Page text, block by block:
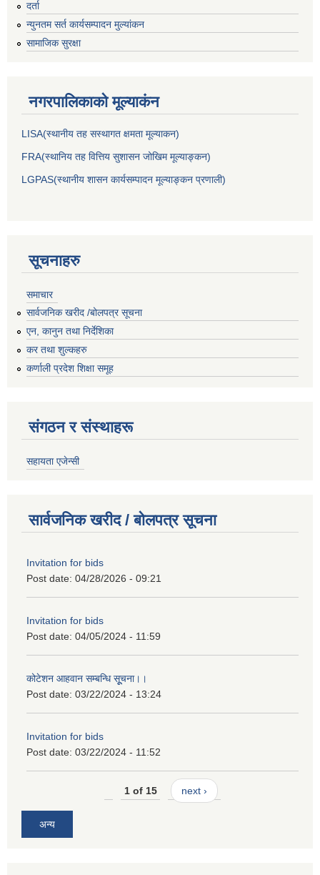
दर्ता
न्युनतम सर्त कार्यसम्पादन मुल्यांकन
सामाजिक सुरक्षा
नगरपालिकाकाे मूल्याकंन
LISA(स्थानीय तह सस्थागत क्षमता मूल्याक‌न)
FRA(स्थानिय तह वित्तिय सुशासन जोखिम मूल्याङ्कन)
LGPAS(स्थानीय शासन कार्यसम्पादन मूल्याङ्कन प्रणाली)
सूचनाहरु
समाचार
सार्वजनिक खरीद /बोलपत्र सूचना
एन, कानुन तथा निर्देशिका
कर तथा शुल्कहरु
कर्णाली प्रदेश शिक्षा समूह
संगठन र संस्थाहरू
सहायता एजेन्सी
सार्वजनिक खरीद / बोलपत्र सूचना
Invitation for bids
Post date: 04/28/2026 - 09:21
Invitation for bids
Post date: 04/05/2024 - 11:59
कोटेशन आहवान सम्बन्धि सूूचना।।
Post date: 03/22/2024 - 13:24
Invitation for bids
Post date: 03/22/2024 - 11:52
1 of 15 next ›
अन्य